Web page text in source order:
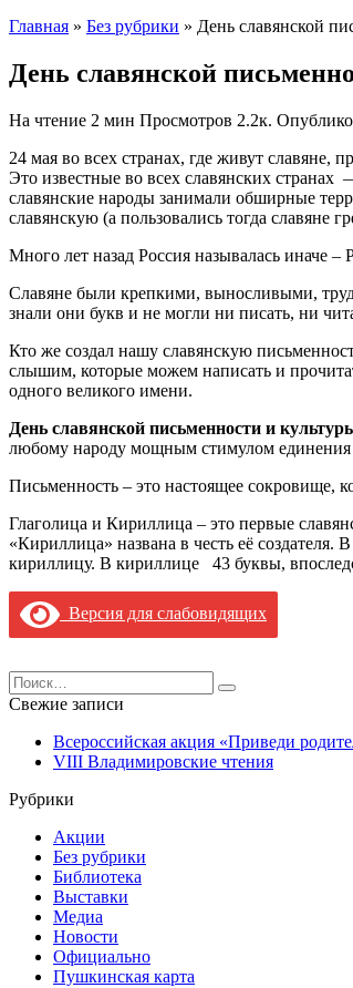
Главная » Без рубрики » День славянской
День славянской
На чтение 2 мин Просмотров 2.2к.
24 мая во всех странах, где живут
Это известные во всех славянских
славянские народы занимали обширные
славянскую (а пользовались тогда славяне
Много лет назад Россия называлась иначе –
Славяне были крепкими, выносливыми,
знали они букв и не могли ни писать, ни
Кто же создал нашу славянскую
слышим, которые можем написать и
одного великого имени.
День славянской письменности и
любому народу мощным стимулом единения
Письменность – это настоящее сокровище,
Глаголица и Кириллица – это первые
«Кириллица» названа в честь её создателя.
кириллицу. В кириллице 43 буквы,
Версия для слабовидящих
Search
for:
Свежие записи
Всероссийская акция «Приведи
VIII Владимировские чтения
Рубрики
Акции
Без рубрики
Библиотека
Выставки
Медиа
Новости
Официально
Пушкинская карта